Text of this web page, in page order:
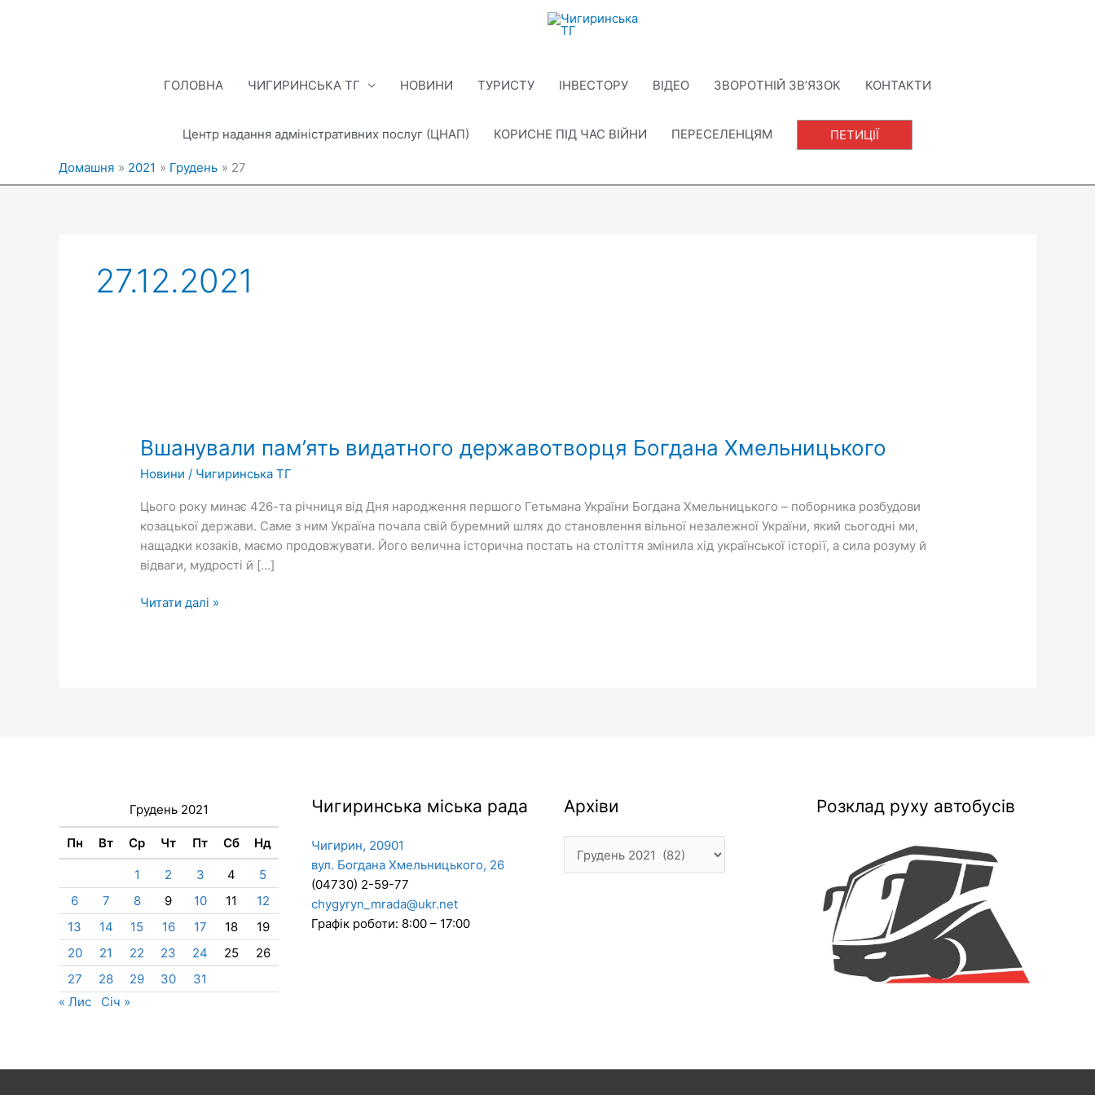
ГОЛОВНА ЧИГИРИНСЬКА ТГ НОВИНИ ТУРИСТУ ІНВЕСТОРУ ВІДЕО ЗВОРОТНІЙ ЗВ’ЯЗОК КОНТАКТИ
Центр надання адміністративних послуг (ЦНАП) КОРИСНЕ ПІД ЧАС ВІЙНИ ПЕРЕСЕЛЕНЦЯМ ПЕТИЦІЇ
Домашня 2021 Грудень 27
27.12.2021
Вшанували пам’ять видатного державотворця Богдана Хмельницького
Новини / Чигиринська ТГ
Цього року минає 426-та річниця від Дня народження першого Гетьмана України Богдана Хмельницького – поборника розбудови
козацької держави. Саме з ним Україна почала свій буремний шлях до становлення вільної незалежної України, який сьогодні ми,
нащадки козаків, маємо продовжувати. Його велична історична постать на століття змінила хід української історії, а сила розуму й
відваги, мудрості й […]
видатного
державотворця
Богдана
Хмельницького
Читати далі »
Грудень 2021
Пн Вт Ср Чт Пт Сб Нд
1 2 3 4
5
6
7 8 9 10 11
12
13
14 15 16 17 18
19
20
21 22 23 24 25
26
27
28 29 30
31
« Лис
Січ »
Чигиринська міська рада
Чигирин, 20901
вул. Богдана Хмельницького, 26
(04730) 2-59-77
chygyryn_mrada@ukr.net
Графік роботи: 8:00 – 17:00
Архіви
Архіви Розклад руху автобусів